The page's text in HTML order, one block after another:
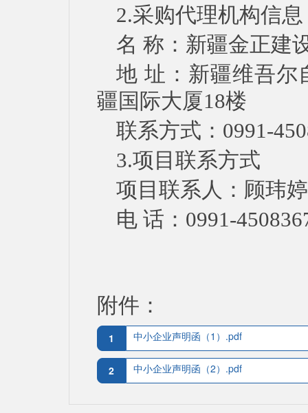
2.采购代理机构信息
名 称：新疆金正建
地 址：新疆维吾尔
疆国际大厦18楼
联系方式： 0991-
3.项目联系方式
项目联系人： 顾玮婷
电 话： 0991-
附件：
1 中小企业声明函（1）.pdf
2 中小企业声明函（2）.pdf